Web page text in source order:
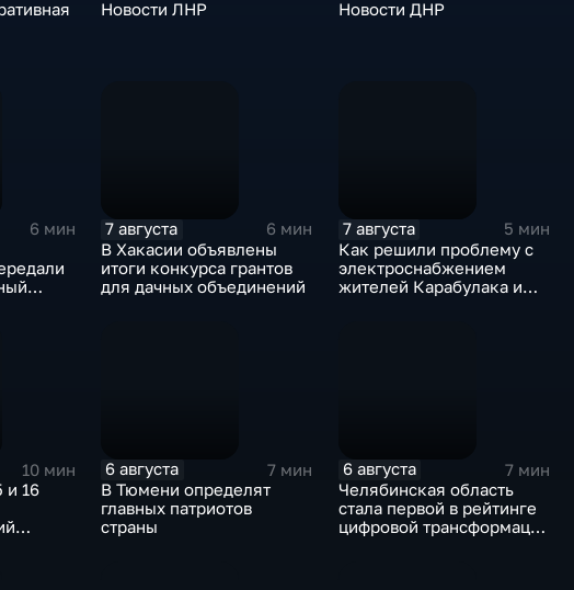
Новости ЛНР Новости ДНР
6 мин 7 августа
6 мин
В Хакасии объявлены
итоги конкурса грантов
для дачных объединений
7 августа
5 мин
Как решили проблему с
электроснабжением
жителей Карабулака и
10 мин
и 16
6 августа
7 мин
В Тюмени определят
главных патриотов
страны
6 августа
7 мин
Челябинская область
стала первой в рейтинге
цифровой трансформации